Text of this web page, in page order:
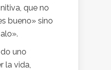
que no
bueno» sino
uno
la vida,